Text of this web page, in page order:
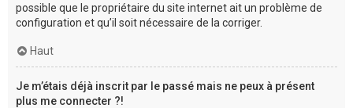
possible que le propriétaire du site internet ait un problème de
configuration et qu’il soit nécessaire de la corriger.
Haut
Je m’étais déjà inscrit par le passé mais ne peux à présent
plus me connecter ?!